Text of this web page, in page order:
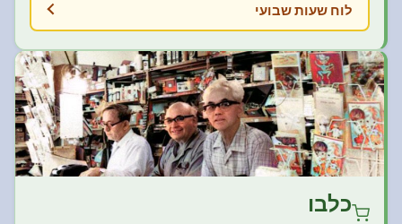
לוח שעות שבועי
כלבו